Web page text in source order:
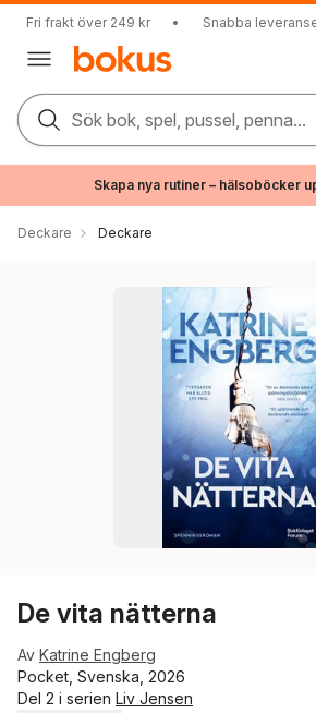
Fri frakt över 249 kr • Snabba
Sök bok, spel, pussel, penna...
Skapa nya rutiner – hälsoböcker
Deckare Deckare
De vita nätterna
Av Katrine Engberg
Pocket, Svenska, 2026
Del 2 i serien Liv Jensen